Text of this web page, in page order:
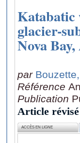
Katabatic
glacier-
Nova
par
Référence
Publication
Article
ACCÈS EN LIGNE